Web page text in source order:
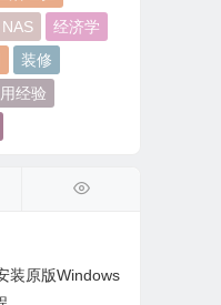
NAS
经济学
装修
经验
装原版Windows